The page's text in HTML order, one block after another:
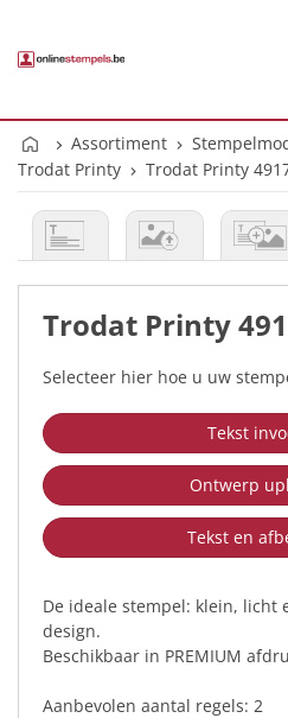
Assortiment
Trodat Printy
Trodat Printy
Trodat Printy
Selecteer hier hoe u uw
Tekst
Ontwerp
Tekst en
De ideale stempel: klein, licht
design.
Beschikbaar in PREMIUM
Aanbevolen aantal regels: 2